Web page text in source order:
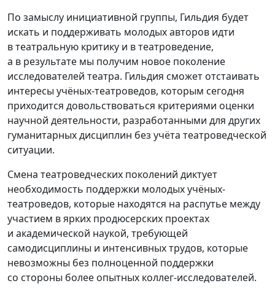
По замыслу инициативной группы, Гильдия будет
искать и поддерживать молодых авторов идти
в театральную критику и в театроведение,
а в результате мы получим новое поколение
исследователей театра. Гильдия сможет отстаивать
интересы учёных-театроведов, которым сегодня
приходится довольствоваться критериями оценки
научной деятельности, разработанными для других
гуманитарных дисциплин без учёта театроведческой
ситуации.
Смена театроведческих поколений диктует
необходимость поддержки молодых учёных-
театроведов, которые находятся на распутье между
участием в ярких продюсерских проектах
и академической наукой, требующей
самодисциплины и интенсивных трудов, которые
невозможны без полноценной поддержки
со стороны более опытных коллег-исследователей.